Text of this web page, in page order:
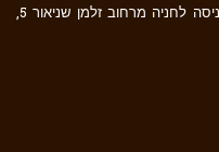
כתובתנו: רחוב סוקולוב 75, רמת השרון, כניסה לחניה מרחוב זלמן שניאור 5,